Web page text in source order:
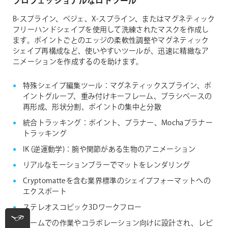
B-スプライン、ベジェ、X-スプライン、またはマグネティック
フリーハンドシェイプを使用して洗練されたマスクを作成し
ます。ポイントごとのエッジの柔軟性調整やマグネティック
シェイプ再構成など、使いやすいツールが、迅速に精緻なア
ニメーションを作成するのを助けます。
特殊シェイプ編集ツール：マグネティックスプライン、ポ
イントグループ、重み付けキーフレーム、ブラシベースの
再形成、形状分割、ポイントの集中と分散
統合トラッキング：ポイント、プラナー、Mochaプラナー
トラッキング
IK (逆運動学)：腕や関節がある生物のアニメーション
リアルなモーションブラーでマットをレンダリング
Cryptomatteを含む業界標準のシェイプフォーマットへの
エクスポート
ステレオスコピック3Dワークフロー
チームでの作業やコラボレーション向けに設計され、レビ